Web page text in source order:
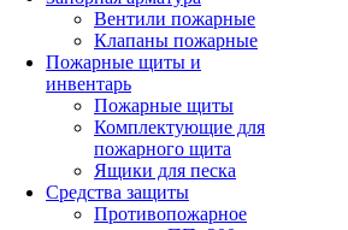
Вентили пожарные
Клапаны пожарные
Пожарные щиты и
инвентарь
Пожарные щиты
Комплектующие для
пожарного щита
Ящики для песка
Средства защиты
Противопожарное